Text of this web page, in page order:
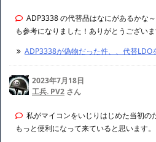
ADP3338 の代替品はなにがあるかな
も参考になりました！ありがとうございま
ADP3338が偽物だった件、、代替LDO
2023年7月18日
工兵. PV2 さん
私がマイコンをいじりはじめた当初の
もっと便利になって来ていると思います